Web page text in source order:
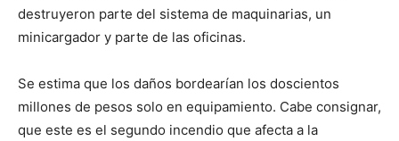
destruyeron parte del sistema de maquinarias, un
minicargador y parte de las oficinas.
Se estima que los daños bordearían los doscientos
millones de pesos solo en equipamiento. Cabe consignar,
que este es el segundo incendio que afecta a la